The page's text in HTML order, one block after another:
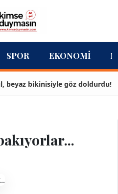
SPOR EKONOMI
bikinisiyle göz doldurdu!